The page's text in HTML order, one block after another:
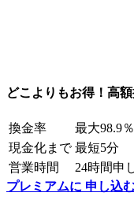
どこよりもお得！高
換金率
最大98.9％
現金化まで 最短5分
営業時間
24時間申
プレミアムに 申し込